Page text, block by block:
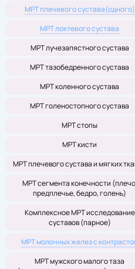
МРТ плечевого сустава(одного)
МРТ локтевогосустава
МРТ лучезапястного сустава
МРТ тазобедренного сустава
МРТ коленного сустава
МРТ голеностопного сустава
МРТ стопы
МРТ кисти
МРТ плечевого сустава и мягких
МРТ сегмента конечности
предплечье, бедро, голень)
Комплексное МРТ исследование
суставов (парное)
МРТ молочных желез с
МРТ мужского малого таза